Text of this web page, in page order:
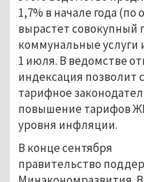
1,7% в начале года
вырастет совокупный
коммунальные услуги
1 июля. В ведомстве
индексация позволит
тарифное
повышение тарифов
уровня инфляции.
В конце сентября
правительство